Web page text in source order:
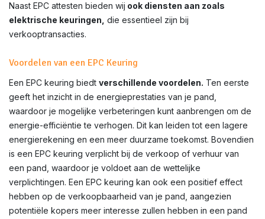
Naast EPC attesten bieden wij ook diensten aan zoals
elektrische keuringen, die essentieel zijn bij
verkooptransacties.
Voordelen van een EPC Keuring
Een EPC keuring biedt verschillende voordelen. Ten eerste
geeft het inzicht in de energieprestaties van je pand,
waardoor je mogelijke verbeteringen kunt aanbrengen om de
energie-efficiëntie te verhogen. Dit kan leiden tot een lagere
energierekening en een meer duurzame toekomst. Bovendien
is een EPC keuring verplicht bij de verkoop of verhuur van
een pand, waardoor je voldoet aan de wettelijke
verplichtingen. Een EPC keuring kan ook een positief effect
hebben op de verkoopbaarheid van je pand, aangezien
potentiële kopers meer interesse zullen hebben in een pand